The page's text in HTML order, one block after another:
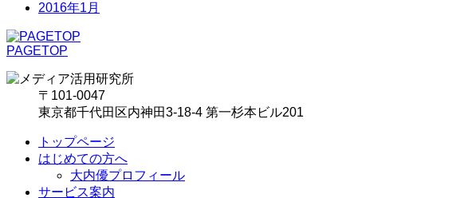
2016年1月
PAGETOP
〒101-0047
東京都千代田区内神田3-18-4 第一杉本ビル201
トップページ
はじめての方へ
大内優プロフィール
サービス案内